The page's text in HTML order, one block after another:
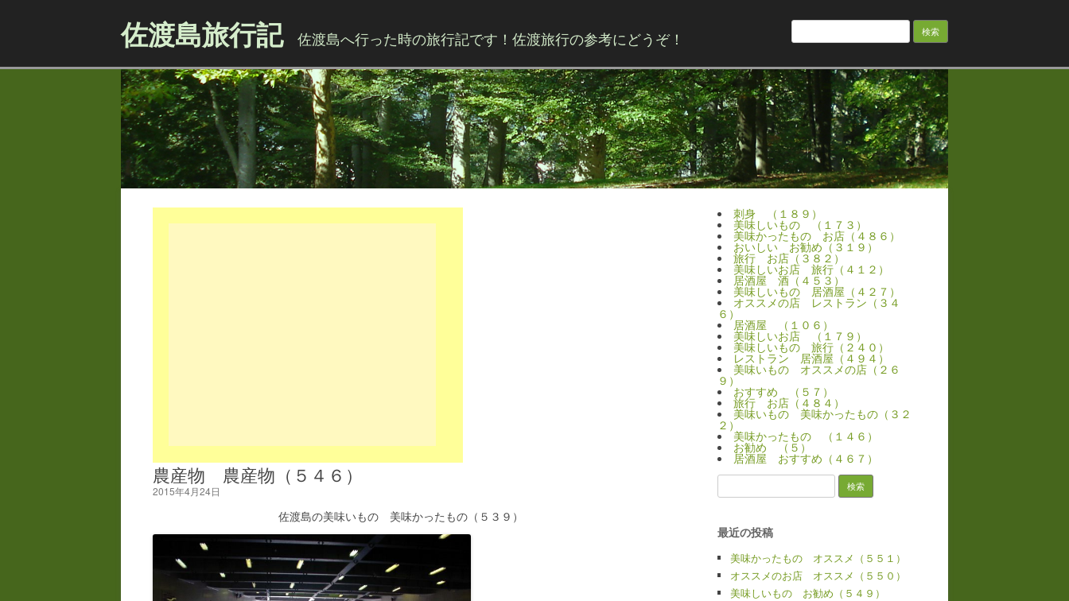
佐渡島旅行記 佐渡島へ行った時の旅行記です！佐渡旅行の参考にどうぞ！
検
農産物 農産物（５４６）
2015年4月24日
佐渡島の美味いもの 美味かったもの（５３９）
刺身 （１８９）
美味しいもの （１７３）
美味かったもの お店（４８６）
おいしい お勧め（３１９）
旅行 お店（３８２）
美味しいお店 旅行（４１２）
居酒屋 酒（４５３）
美味しいもの 居酒屋（４２７）
オススメの店 レストラン（３４
６）
居酒屋 （１０６）
美味しいお店 （１７９）
美味しいもの 旅行（２４０）
レストラン 居酒屋（４９４）
美味いもの オススメの店（２６
９）
おすすめ （５７）
旅行 お店（４８４）
美味いもの 美味かったもの（３２
２）
美味かったもの （１４６）
お勧め （５）
居酒屋 おすすめ（４６７）
索:
最近の投稿
美味かったもの オススメ（５５１）
オススメのお店 オススメ（５５０）
美味しいもの お勧め（５４９）